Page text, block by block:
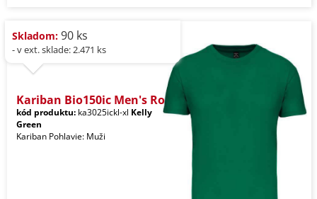
Skladom: 90 ks
- v ext. sklade: 2.471 ks
Kariban Bio150ic Men's Ro
kód produktu: ka3025ickl-xl Kelly
Green
Kariban Pohlavie: Muži